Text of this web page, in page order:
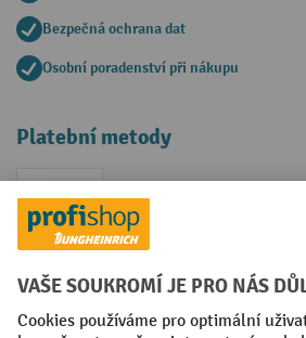
Bezpečná ochrana dat
Osobní poradenství při nákupu
Platební metody
Faktura
Sociální sítě
Facebook
YouTubeLinkedIn